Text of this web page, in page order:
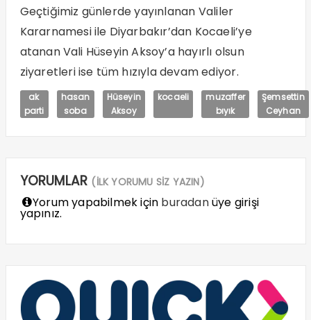
Geçtiğimiz günlerde yayınlanan Valiler
Kararnamesi ile Diyarbakır’dan Kocaeli’ye
atanan Vali Hüseyin Aksoy’a hayırlı olsun
ziyaretleri ise tüm hızıyla devam ediyor.
ak
parti
hasan
soba
Hüseyin
Aksoy
kocaeli
muzaffer
bıyık
Şemsettin
Ceyhan
YORUMLAR (İLK YORUMU SİZ YAZIN)
Yorum yapabilmek için buradanüye girişi
yapınız.